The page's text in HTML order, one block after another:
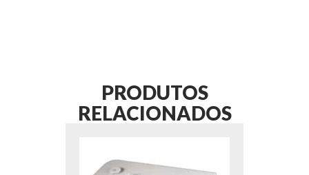
PRODUTOS
RELACIONADOS